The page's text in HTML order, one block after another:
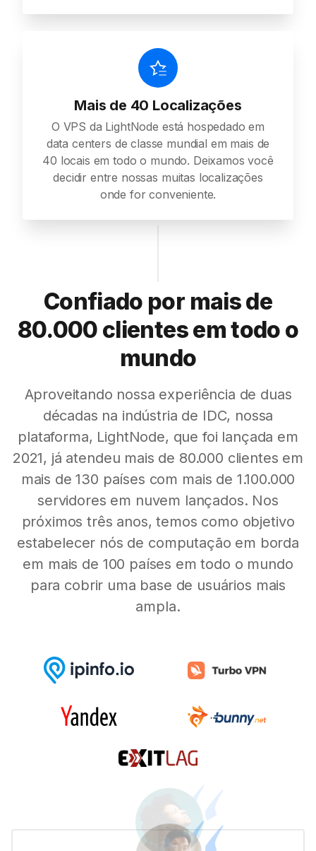
Mais de 40 Localizações
O VPS da LightNode está hospedado em
data centers de classe mundial em mais de
40 locais em todo o mundo. Deixamos você
decidir entre nossas muitas localizações
onde for conveniente.
Confiado por mais de
80.000 clientes em todo o
mundo
Aproveitando nossa experiência de duas
décadas na indústria de IDC, nossa
plataforma, LightNode, que foi lançada em
2021, já atendeu mais de 80.000 clientes em
mais de 130 países com mais de 1.100.000
servidores em nuvem lançados. Nos
próximos três anos, temos como objetivo
estabelecer nós de computação em borda
em mais de 100 países em todo o mundo
para cobrir uma base de usuários mais
ampla.